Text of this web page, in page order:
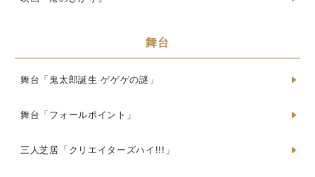
舞台
舞台「鬼太郎誕生 ゲゲゲの謎」
舞台「フォールポイント」
三人芝居「クリエイターズハイ!!!」